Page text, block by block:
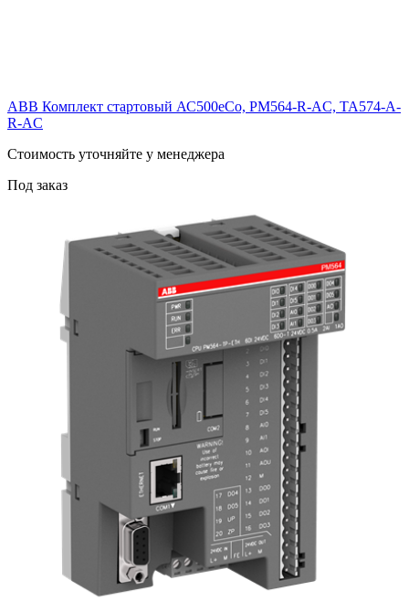
ABB Комплект стартовый АС500еСо, PM564-R-AC, TA574-A-
R-AC
Cтоимость уточняйте у менеджера
Под заказ